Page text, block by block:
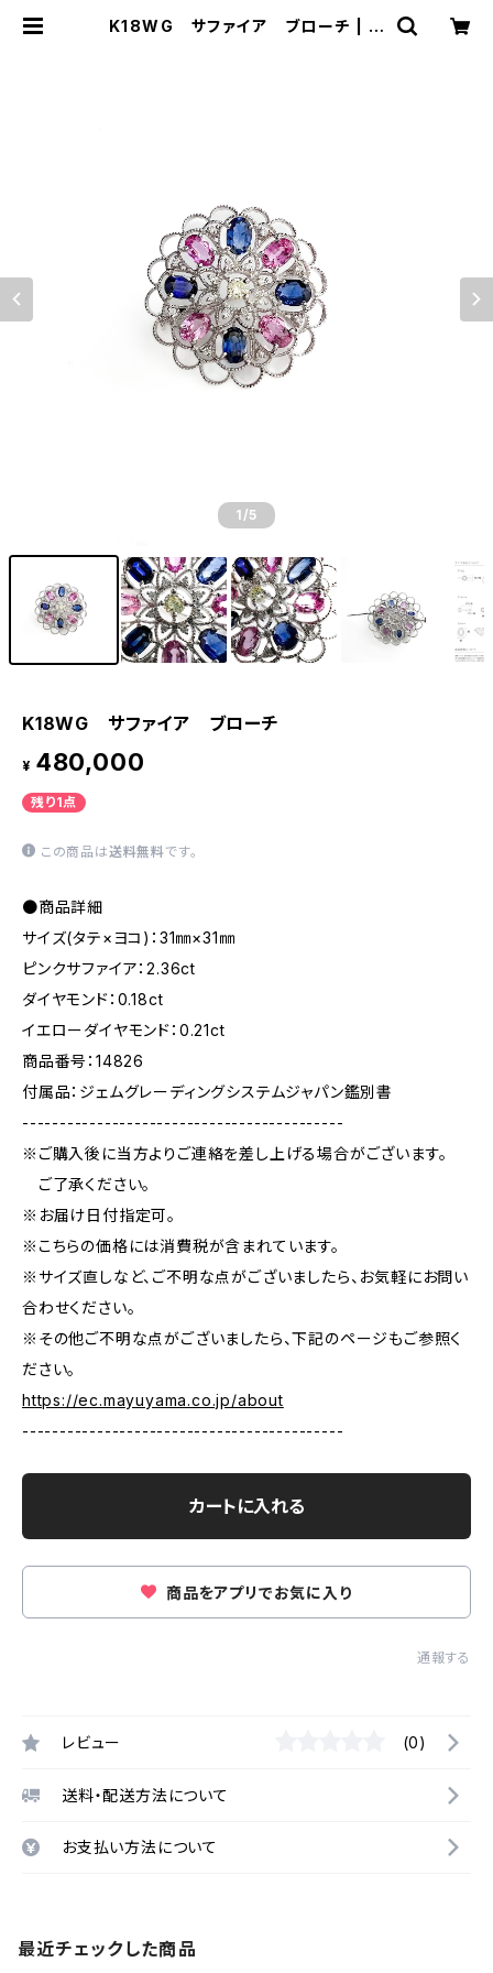
K18WG サファイア ブローチ | マ
1 /5
K18WG サファイア ブローチ
¥ 480,000
残り1点
この商品は送料無料です。
●商品詳細
サイズ(タテ×ヨコ)：31㎜×31㎜
ピンクサファイア：2.36ct
ダイヤモンド：0.18ct
イエローダイヤモンド：0.21ct
商品番号：14826
付属品：ジェムグレーディングシステムジャパン鑑別書
-------------------------------------------
※ご購入後に当方よりご連絡を差し上げる場合がございます。
ご了承ください。
※お届け日付指定可。
※こちらの価格には消費税が含まれています。
※サイズ直しなど、ご不明な点がございましたら、お気軽にお問い
合わせください。
※その他ご不明な点がございましたら、下記のページもご参照く
ださい。
https://ec.mayuyama.co.jp/about
-------------------------------------------
カートに入れる
商品をアプリでお気に入り
通報する
レビュー (0)
送料・配送方法について
お支払い方法について
最近チェックした商品